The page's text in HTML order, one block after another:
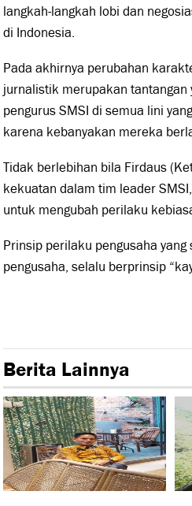
langkah-langkah lobi dan
di Indonesia.
Pada akhirnya perubahan
jurnalistik merupakan tantangan
pengurus SMSI di semua lini
karena kebanyakan mereka
Tidak berlebihan bila Firdaus
kekuatan dalam tim leader
untuk mengubah perilaku
Prinsip perilaku pengusaha
pengusaha, selalu berprinsip
Berita Lainnya